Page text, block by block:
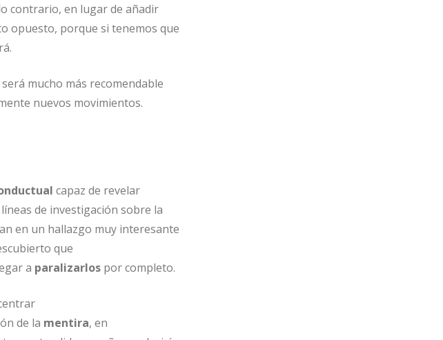
contrario, en lugar de añadir
opuesto, porque si tenemos que
mucho más recomendable
nuevos movimientos.
capaz de revelar
de investigación sobre la
en un hallazgo muy interesante
que
a paralizarlos por completo.
de la mentira, en